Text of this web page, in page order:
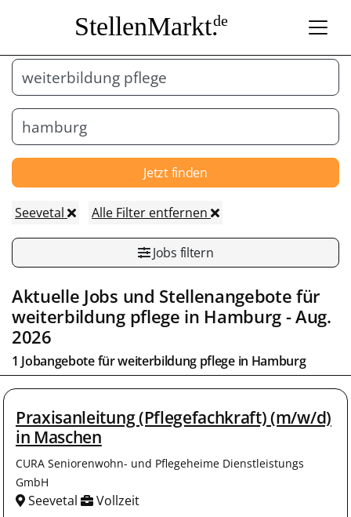
StellenMarkt.de
Jetzt finden
Seevetal Alle Filter entfernen
Jobs filtern
Aktuelle Jobs und Stellenangebote für
weiterbildung pflege in Hamburg- Aug.
2026
1 Jobangebote für weiterbildung pflege in Hamburg
Praxisanleitung (Pflegefachkraft) (m/w/d)
in Maschen
CURA Seniorenwohn- und Pflegeheime Dienstleistungs
GmbH
Seevetal Vollzeit